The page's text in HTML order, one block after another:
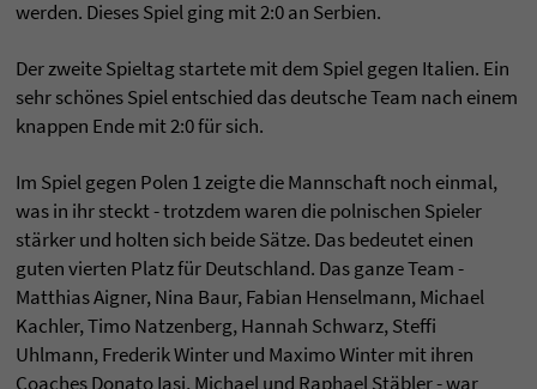
werden. Dieses Spiel ging mit 2:0 an Serbien.
Der zweite Spieltag startete mit dem Spiel gegen Italien. Ein
sehr schönes Spiel entschied das deutsche Team nach einem
knappen Ende mit 2:0 für sich.
Im Spiel gegen Polen 1 zeigte die Mannschaft noch einmal,
was in ihr steckt - trotzdem waren die polnischen Spieler
stärker und holten sich beide Sätze. Das bedeutet einen
guten vierten Platz für Deutschland. Das ganze Team -
Matthias Aigner, Nina Baur, Fabian Henselmann, Michael
Kachler, Timo Natzenberg, Hannah Schwarz, Steffi
Uhlmann, Frederik Winter und Maximo Winter mit ihren
Coaches Donato Iasi, Michael und Raphael Stäbler - war